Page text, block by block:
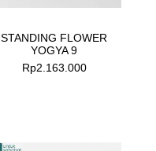
STANDING FLOWER
YOGYA 9
Rp2.163.000